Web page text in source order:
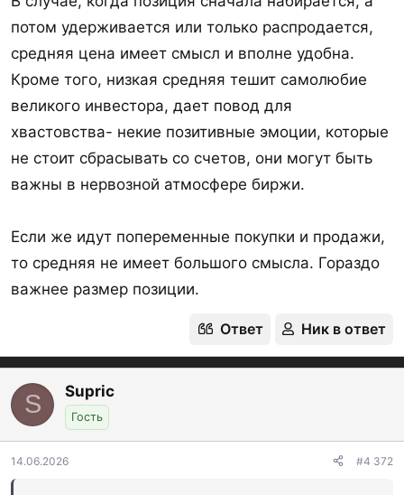
потом удерживается или только распродается,
средняя цена имеет смысл и вполне удобна.
Кроме того, низкая средняя тешит самолюбие
великого инвестора, дает повод для
хвастовства- некие позитивные эмоции, которые
не стоит сбрасывать со счетов, они могут быть
важны в нервозной атмосфере биржи.
Если же идут попеременные покупки и продажи,
то средняя не имеет большого смысла. Гораздо
важнее размер позиции.
Ответ Ник в ответ
S Supric
Гость
14.06.2026 #4 372